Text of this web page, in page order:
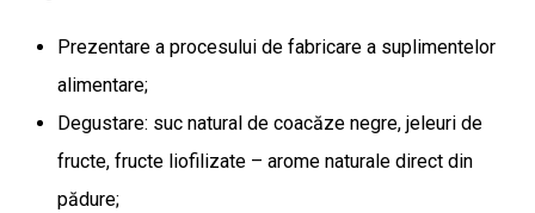
Prezentare a procesului de fabricare a suplimentelor
alimentare;
Degustare: suc natural de coacăze negre, jeleuri de
fructe, fructe liofilizate – arome naturale direct din
pădure;